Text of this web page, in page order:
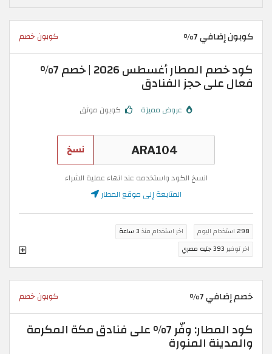
كوبون إضافي 7% كوبون خصم
كود خصم المطار أغسطس 2026 | خصم 7%
فعال على حجز الفنادق
عروض مميزة كوبون موثق
نسخ
انسخ الكود واستخدمه عند انهاء عملية الشراء
المتابعة إلى موقع المطار
298 استخدام اليوم اخر استخدام منذ 3 ساعة
اخر توفير 393 جنيه مصري
خصم إضافي 7% كوبون خصم
كود المطار: وفّر 7% على فنادق مكة المكرمة
والمدينة المنورة